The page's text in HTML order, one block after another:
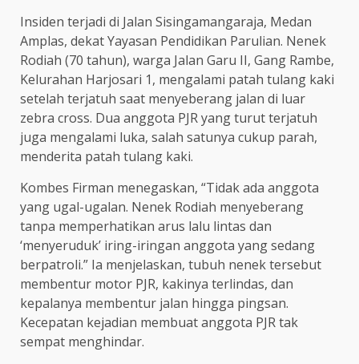
Insiden terjadi di Jalan Sisingamangaraja, Medan
Amplas, dekat Yayasan Pendidikan Parulian. Nenek
Rodiah (70 tahun), warga Jalan Garu II, Gang Rambe,
Kelurahan Harjosari 1, mengalami patah tulang kaki
setelah terjatuh saat menyeberang jalan di luar
zebra cross. Dua anggota PJR yang turut terjatuh
juga mengalami luka, salah satunya cukup parah,
menderita patah tulang kaki.
Kombes Firman menegaskan, “Tidak ada anggota
yang ugal-ugalan. Nenek Rodiah menyeberang
tanpa memperhatikan arus lalu lintas dan
‘menyeruduk’ iring-iringan anggota yang sedang
berpatroli.” Ia menjelaskan, tubuh nenek tersebut
membentur motor PJR, kakinya terlindas, dan
kepalanya membentur jalan hingga pingsan.
Kecepatan kejadian membuat anggota PJR tak
sempat menghindar.